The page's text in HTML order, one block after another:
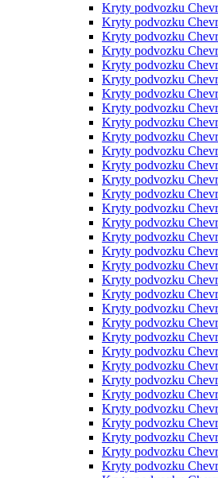
Kryty podvozku
Kryty podvozku
Kryty podvozku
Kryty podvozku
Kryty podvozku
Kryty podvozku
Kryty podvozku
Kryty podvozku
Kryty podvozku
Kryty podvozku
Kryty podvozku
Kryty podvozku
Kryty podvozku
Kryty podvozku
Kryty podvozku
Kryty podvozku
Kryty podvozku
Kryty podvozku
Kryty podvozku
Kryty podvozku
Kryty podvozku
Kryty podvozku
Kryty podvozku
Kryty podvozku
Kryty podvozku
Kryty podvozku
Kryty podvozku
Kryty podvozku
Kryty podvozku
Kryty podvozku
Kryty podvozku
Kryty podvozku
Kryty podvozku